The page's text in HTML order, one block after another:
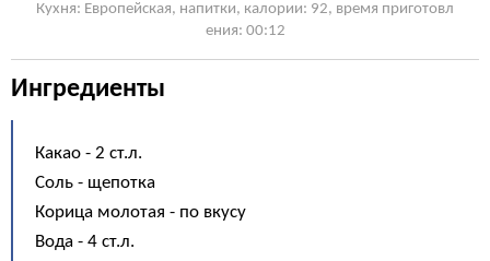
Кухня: Европейская, напитки, калории: 92, время приготовл
ения: 00:12
Ингредиенты
Какао - 2 ст.л.
Соль - щепотка
Корица молотая - по вкусу
Вода - 4 ст.л.